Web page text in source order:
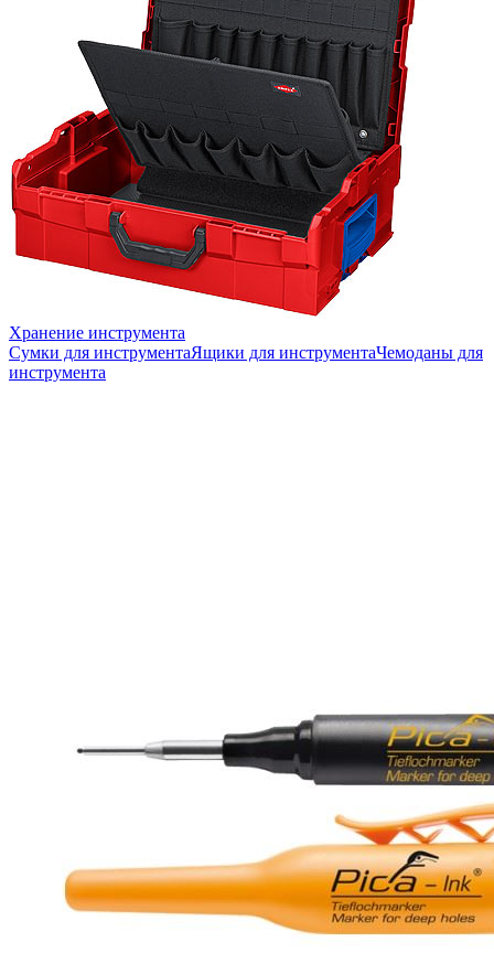
Хранение инструмента
Сумки для инструментаЯщики для инструментаЧемоданы для
инструмента